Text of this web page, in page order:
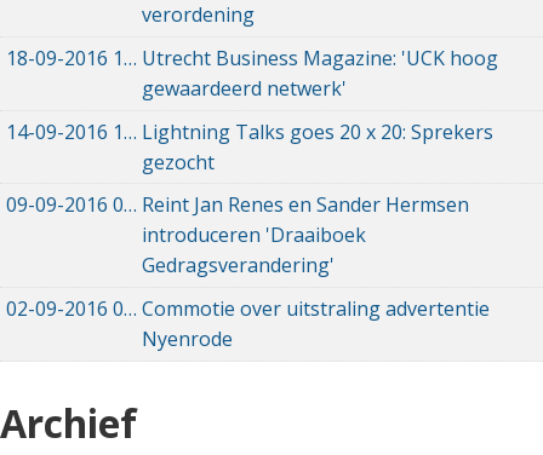
verordening
18-09-2016 18-09-2016 10:30
Utrecht Business Magazine: 'UCK hoog
gewaardeerd netwerk'
14-09-2016 14-09-2016 20:31
Lightning Talks goes 20 x 20: Sprekers
gezocht
09-09-2016 09-09-2016 09:29
Reint Jan Renes en Sander Hermsen
introduceren 'Draaiboek
Gedragsverandering'
02-09-2016 02-09-2016 17:50
Commotie over uitstraling advertentie
Nyenrode
Archief